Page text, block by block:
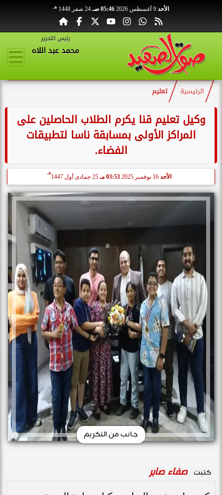
الأحد 05:46 صـ 24 صفر 1448 هـ
رئيس التحرير
محمد عبد اللاه
الرئيسية تعليم
وكيل تعليم قنا يكرم الطلاب الحاصلين على
المراكز الأولى بمسابقة ناسا لتطبيقات
الفضاء.
الأحد 16 نوفمبر 2025 03:53 مـ 25 جمادى أول 1447
هـ
جانب من التكريم
كتبت صفاء صابر